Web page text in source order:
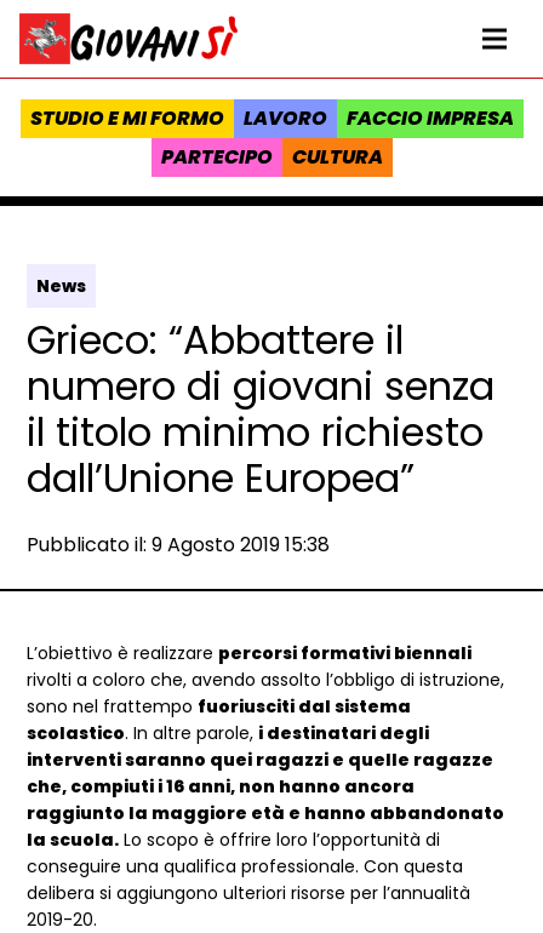
Vai al contenuto
Homepage Giovanisì - Progetto della Regione Toscana
STUDIO E MI FORMO LAVORO
FACCIO IMPRESA
PARTECIPO
CULTURA
News
Grieco: “Abbattere il
numero di giovani senza
il titolo minimo richiesto
dall’Unione Europea”
Data e ora:
Pubblicato il: 9 Agosto 2019 15:38
Dettagli articolo
L’obiettivo è realizzare percorsi formativi biennali
rivolti a coloro che, avendo assolto l’obbligo di istruzione,
sono nel frattempo fuoriusciti dal sistema
scolastico. In altre parole, i destinatari degli
interventi saranno quei ragazzi e quelle ragazze
che, compiuti i 16 anni, non hanno ancora
raggiunto la maggiore età e hanno abbandonato
la scuola. Lo scopo è offrire loro l’opportunità di
conseguire una qualifica professionale. Con questa
delibera si aggiungono ulteriori risorse per l’annualità
2019-20.